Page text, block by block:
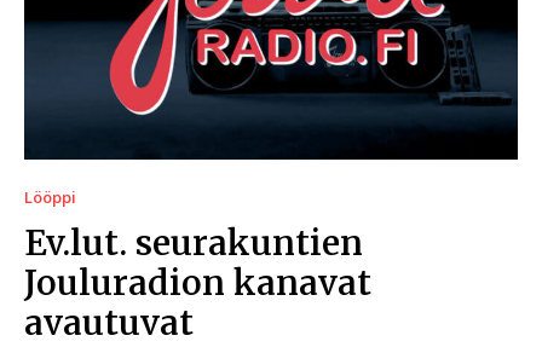
Lööppi
Ev.lut. seurakuntien
Jouluradion kanavat
avautuvat